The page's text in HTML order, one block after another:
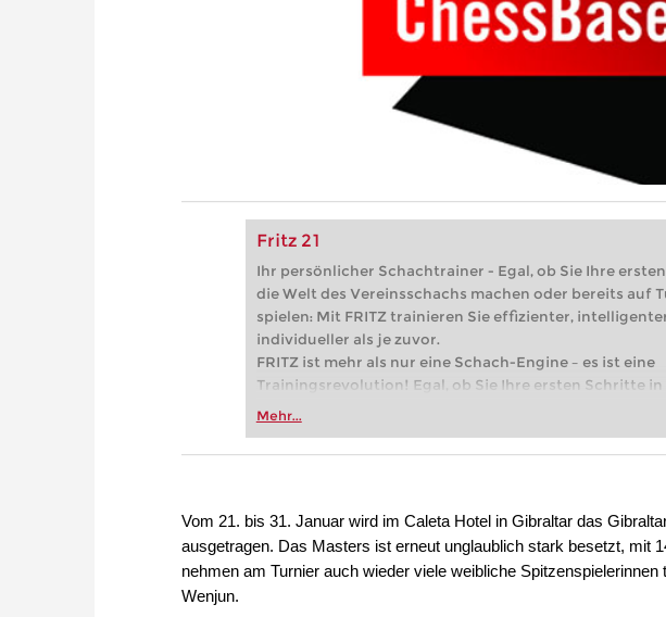
Fritz 21
Ihr persönlicher Schachtrainer - Egal, ob Sie Ihre
die Welt des Vereinsschachs machen oder bereits auf
spielen: Mit FRITZ trainieren Sie effizienter,
individueller als je zuvor.
FRITZ ist mehr als nur eine Schach-Engine – es ist eine
Trainingsrevolution! Egal, ob Sie Ihre ersten Schritte in
Vereinsschachs machen oder bereits auf Turnierniveau
zuvor.
Mehr...
Vom 21. bis 31. Januar wird im Caleta Hotel in Gibraltar das
ausgetragen. Das Masters ist erneut unglaublich stark besetzt, mit
nehmen am Turnier auch wieder viele weibliche
Wenjun.